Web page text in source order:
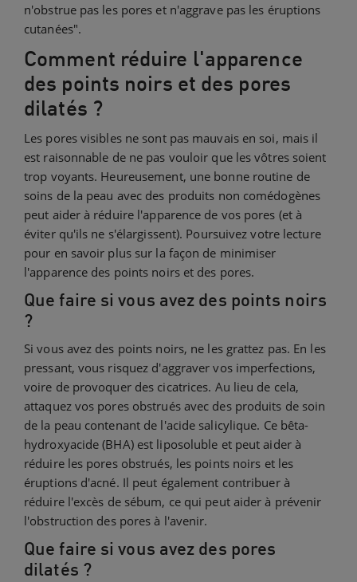
n'obstrue pas les pores et n'aggrave pas les éruptions
cutanées".
Comment réduire l'apparence
des points noirs et des pores
dilatés ?
Les pores visibles ne sont pas mauvais en soi, mais il
est raisonnable de ne pas vouloir que les vôtres soient
trop voyants. Heureusement, une bonne routine de
soins de la peau avec des produits non comédogènes
peut aider à réduire l'apparence de vos pores (et à
éviter qu'ils ne s'élargissent). Poursuivez votre lecture
pour en savoir plus sur la façon de minimiser
l'apparence des points noirs et des pores.
Que faire si vous avez des points noirs
?
Si vous avez des points noirs, ne les grattez pas. En les
pressant, vous risquez d'aggraver vos imperfections,
voire de provoquer des cicatrices. Au lieu de cela,
attaquez vos pores obstrués avec des produits de soin
de la peau contenant de l'acide salicylique. Ce bêta-
hydroxyacide (BHA) est liposoluble et peut aider à
réduire les pores obstrués, les points noirs et les
éruptions d'acné. Il peut également contribuer à
réduire l'excès de sébum, ce qui peut aider à prévenir
l'obstruction des pores à l'avenir.
Que faire si vous avez des pores
dilatés ?